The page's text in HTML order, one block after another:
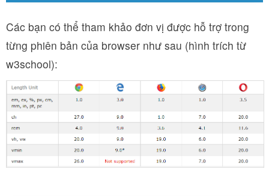
Các bạn có thể tham khảo đơn vị được hỗ trợ trong
từng phiên bản của browser như sau (hình trích từ
w3school):